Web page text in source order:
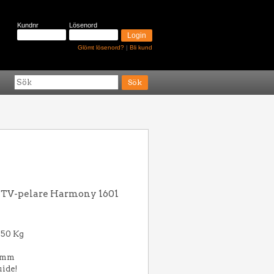
Kundnr Lösenord
Glömt lösenord? | Bli kund
pelare Harmony 1601
Kg